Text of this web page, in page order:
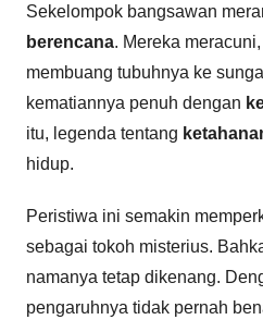
Sekelompok bangsawan
berencana. Mereka
membuang tubuhnya ke
kematiannya penuh dengan
itu, legenda tentang
hidup.
Peristiwa ini semakin
sebagai tokoh misterius.
namanya tetap dikenang.
pengaruhnya tidak pernah